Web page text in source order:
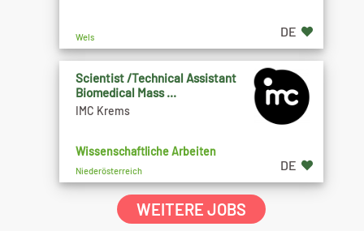
Wels DE
Scientist /Technical Assistant
Biomedical Mass ...
IMC Krems
Wissenschaftliche Arbeiten
Niederösterreich DE
WEITERE JOBS